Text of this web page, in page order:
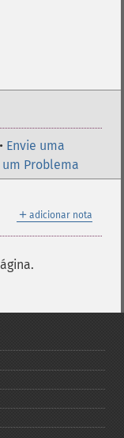
• Envie uma
Problema
＋ adicionar nota